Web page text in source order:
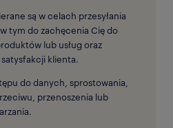
są w celach przesyłania
tym do zachęcenia Cię do
lub usług oraz
klienta.
do danych, sprostowania,
przenoszenia lub